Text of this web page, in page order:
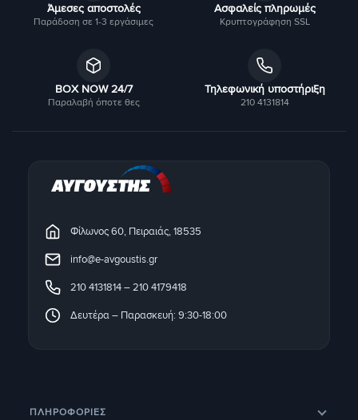
Άμεσες αποστολές
Παράδοση σε 1-3 εργάσιμες
Ασφαλείς πληρωμές
Κρυπτογράφηση SSL
BOX NOW 24/7
Παραλαβή όποτε θες
Τηλεφωνική υποστήριξη
210 4131814
Φίλωνος 60, Πειραιάς, 18535
info@e-avgoustis.gr
210 4131814–210 4179418
Δευτέρα – Παρασκευή: 9:30-18:00
ΠΛΗΡΟΦΟΡΊΕΣ